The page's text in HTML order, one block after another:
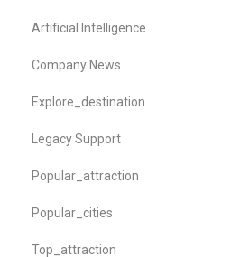
Artificial Intelligence
Company News
Explore_destination
Legacy Support
Popular_attraction
Popular_cities
Top_attraction